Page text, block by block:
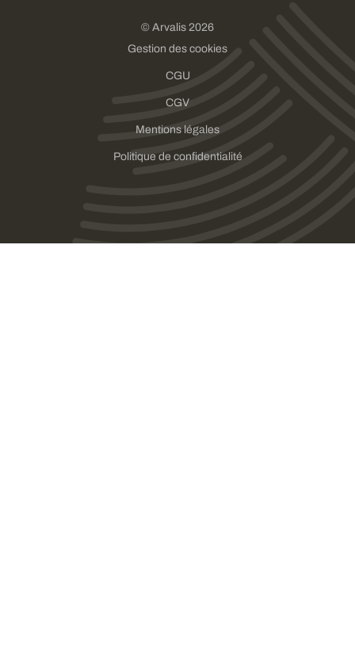
© Arvalis 2026
Gestion des cookies
CGU
CGV
Mentions légales
Politique de confidentialité